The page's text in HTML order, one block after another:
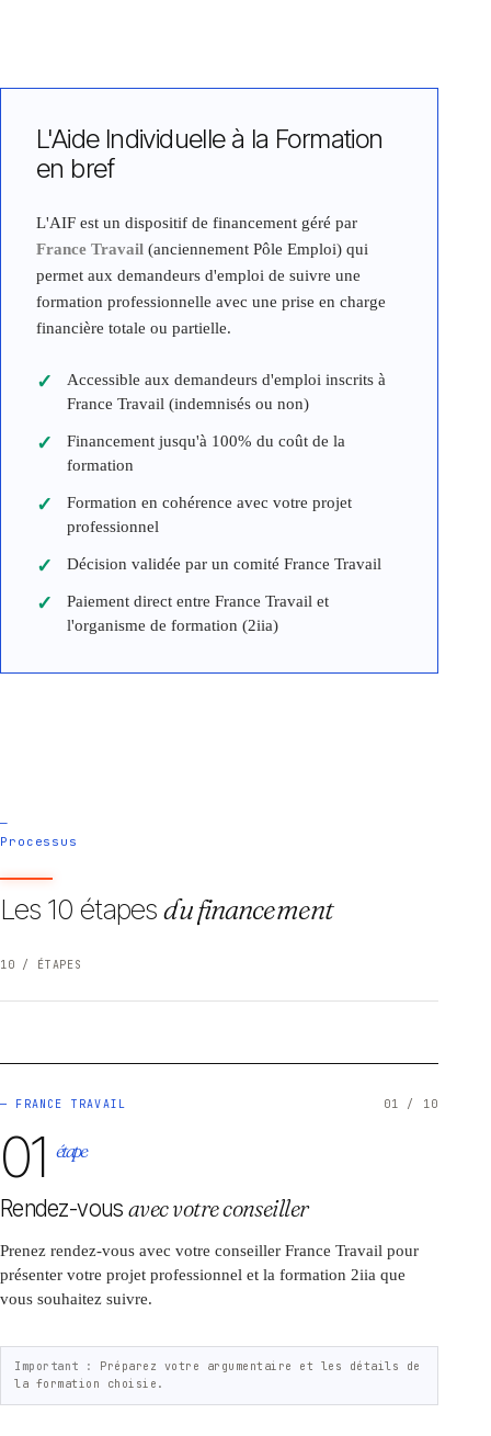
L'Aide Individuelle à la Formation
en bref
L'AIF est un dispositif de financement géré par
France Travail (anciennement Pôle Emploi) qui
permet aux demandeurs d'emploi de suivre une
formation professionnelle avec une prise en charge
financière totale ou partielle.
Accessible aux demandeurs d'emploi inscrits à
France Travail (indemnisés ou non)
Financement jusqu'à 100% du coût de la
formation
Formation en cohérence avec votre projet
professionnel
Décision validée par un comité France Travail
Paiement direct entre France Travail et
l'organisme de formation (2iia)
—
Processus
Les 10 étapesdu financement
10 / ÉTAPES
— FRANCE TRAVAIL 01 / 10
01 étape
Rendez-vous avec votre conseiller
Prenez rendez-vous avec votre conseiller France Travail pour
présenter votre projet professionnel et la formation 2iia que
vous souhaitez suivre.
Important :
Préparez votre argumentaire et les détails de
la formation choisie.